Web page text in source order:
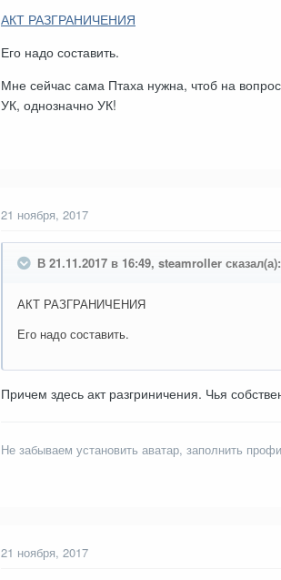
АКТ РАЗГРАНИЧЕНИЯ
Его надо составить.
Мне сейчас сама Птаха нужна, чтоб на
УК, однозначно УК!
21 ноября, 2017
В 21.11.2017 в 16:49, steamroller сказал(а):
АКТ РАЗГРАНИЧЕНИЯ
Его надо составить.
Причем здесь акт разгриничения. Чья
Не забываем установить аватар, заполнить
21 ноября, 2017